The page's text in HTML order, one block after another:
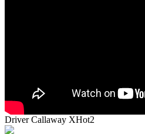
Driver Callaway XHot2